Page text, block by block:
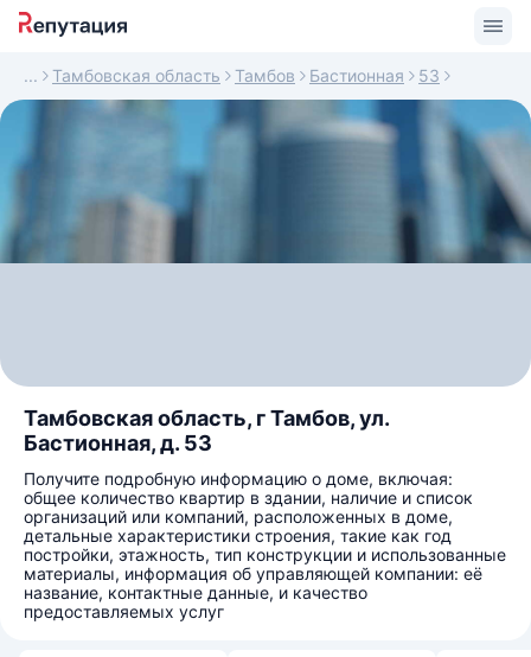
Тамбовская область Тамбов Бастионная 53
Тамбовская область, г Тамбов, ул.
Бастионная, д. 53
Получите подробную информацию о доме, включая:
общее количество квартир в здании, наличие и список
организаций или компаний, расположенных в доме,
детальные характеристики строения, такие как год
постройки, этажность, тип конструкции и использованные
материалы, информация об управляющей компании: её
название, контактные данные, и качество
предоставляемых услуг